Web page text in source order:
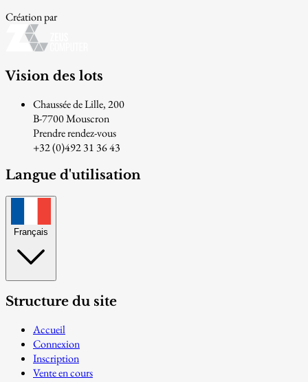
Création par
Vision des lots
Chaussée de Lille, 200
B-7700 Mouscron
Prendre rendez-vous
+32 (0)492 31 36 43
Langue d'utilisation
Français
Structure du site
Accueil
Connexion
Inscription
Vente en cours